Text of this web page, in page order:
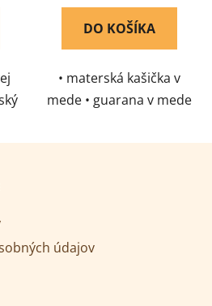
DO KOŠÍKA
• materská kašička v
mede • guarana v mede
darček, ktorý poteší
údajov